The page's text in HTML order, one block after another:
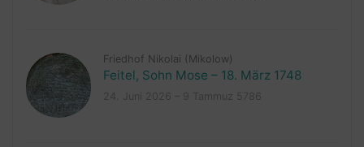
Friedhof Nikolai (Mikolow)
Feitel, Sohn Mose – 18. März 1748